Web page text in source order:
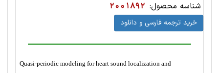
شناسه محصول: 2001892
خرید ترجمه فارسی و دانلود
Quasi-periodic modeling for heart sound localization and